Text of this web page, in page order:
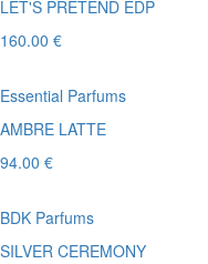
LET'S PRETEND EDP
160.00 €
Essential Parfums
AMBRE LATTE
94.00 €
BDK Parfums
SILVER CEREMONY